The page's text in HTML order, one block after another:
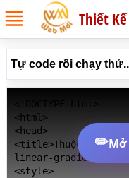
Thiết
Tự code rồi chạy
<html>
<head>
<title>Thuộc tính
linear-gradient
<style>
✏️Mở